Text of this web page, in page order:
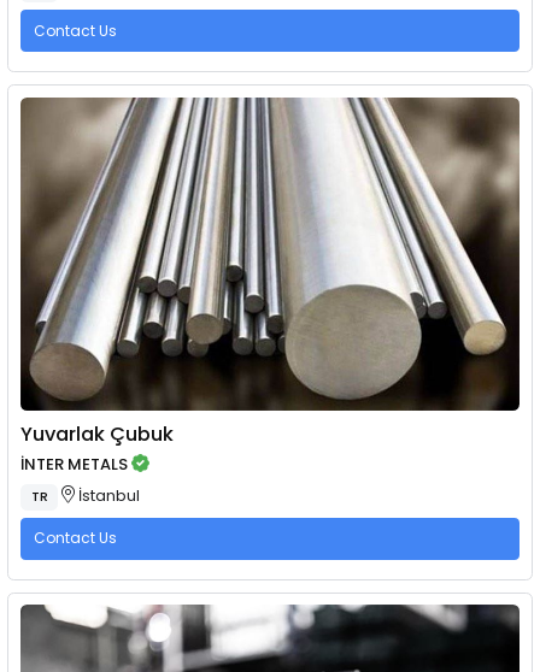
Contact Us
Yuvarlak Çubuk
İNTER METALS
TR İstanbul
Contact Us